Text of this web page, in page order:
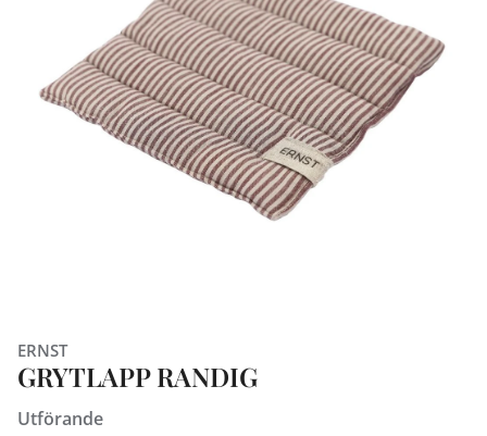
ERNST
GRYTLAPP RANDIG
Utförande